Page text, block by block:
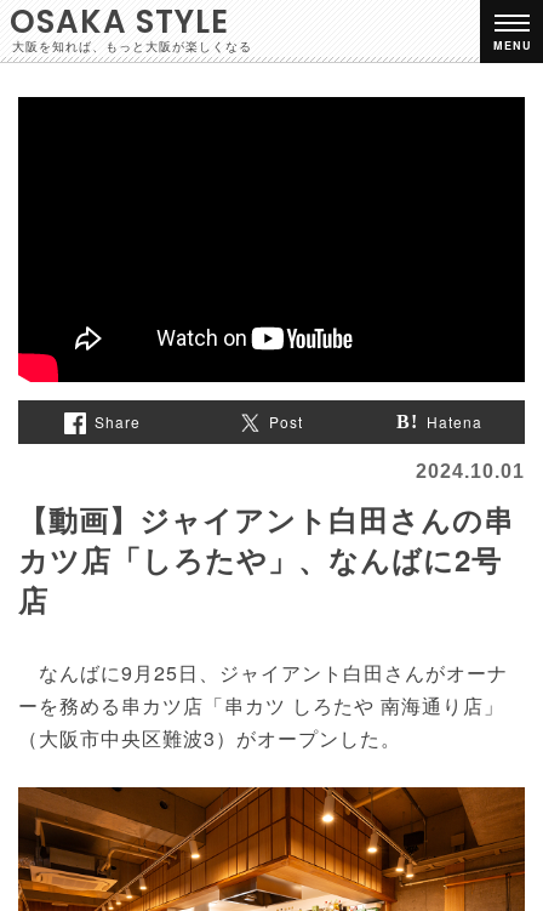
OSAKA STYLE
大阪を知れば、もっと大阪が楽しくなる MENU
Share Post Hatena
2024.10.01
【動画】ジャイアント白田さんの串
カツ店「しろたや」、なんばに2号
店
なんばに9月25日、ジャイアント白田さんがオーナ
ーを務める串カツ店「串カツ しろたや 南海通り店」
（大阪市中央区難波3）がオープンした。